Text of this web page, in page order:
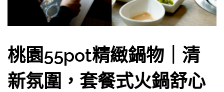
桃園55pot精緻鍋物｜清
新氛圍，套餐式火鍋舒心